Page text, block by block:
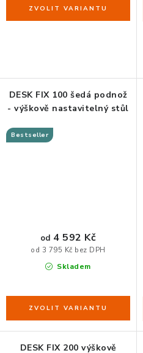
SCHRÁNKY NA KLÍČE A LÉKY
ČISTIČKY VZDUCHU
DESK FIX 100 šedá podnož
- výškově nastavitelný stůl
Bestseller
Skladem
od 3 795 Kč bez DPH
od 4 592 Kč
DESK FIX 200 výškově